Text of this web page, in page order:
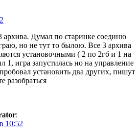
архива. Думал по старинке соединю
но не тут то былою. Все 3 архива
установочными ( 2 по 2гб и 1 на
1, игра запустилась но на управление
установить два других, пишут
разобраться
:
10:52